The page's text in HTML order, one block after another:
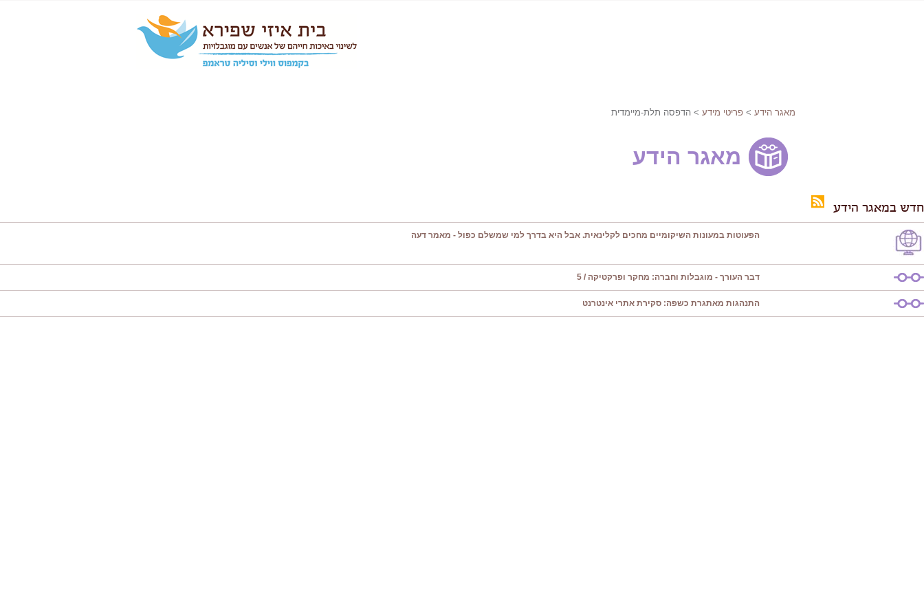
מאגר הידע > פריטי מידע > הדפסה תלת-מיימדית
מאגר הידע
חדש במאגר הידע
הפעוטות במעונות השיקומיים מחכים לקלינאית. אבל היא בדרך למי שמשלם כפול - מאמר דעה
דבר העורך - מוגבלות וחברה: מחקר ופרקטיקה / 5
התנהגות מאתגרת כשפה: סקירת אתרי אינטרנט